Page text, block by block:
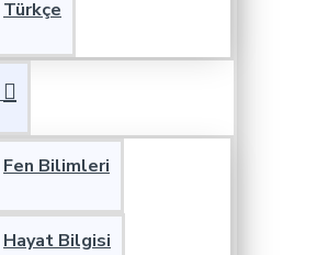
Türkçe
Fen Bilimleri
Hayat Bilgisi